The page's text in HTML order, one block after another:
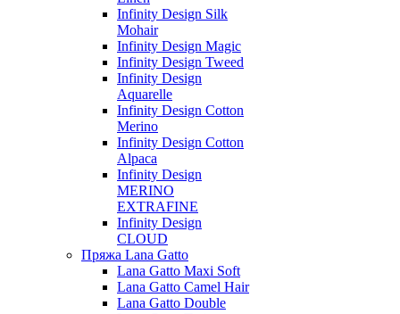
Infinity Design Silk
Mohair
Infinity Design Magic
Infinity Design Tweed
Infinity Design
Aquarelle
Infinity Design Cotton
Merino
Infinity Design Cotton
Alpaca
Infinity Design
MERINO
EXTRAFINE
Infinity Design
CLOUD
Пряжа Lana Gatto
Lana Gatto Maxi Soft
Lana Gatto Camel Hair
Lana Gatto Double